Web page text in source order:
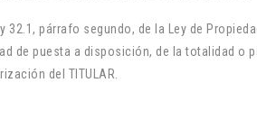
párrafo segundo, de la Ley de
de puesta a disposición, de la totalidad o
del TITULAR.